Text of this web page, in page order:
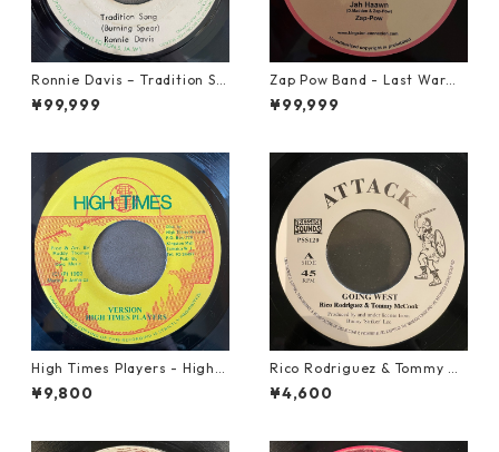
Ronnie Davis – Tradition So
ng【7-22003】
¥99,999
Zap Pow Band - Last War【1
2-50056】
¥99,999
High Times Players - High T
imes Theme【7-21926】
¥9,800
Rico Rodriguez & Tommy Mc
Cook - Going West【7-2198
3】
¥4,600